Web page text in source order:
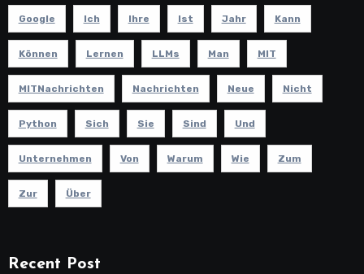
Google Ich Ihre Ist Jahr Kann
Können Lernen LLMs Man MIT
MITNachrichten Nachrichten Neue Nicht
Python Sich Sie Sind Und
Unternehmen Von Warum Wie Zum
Zur Über
Recent Post